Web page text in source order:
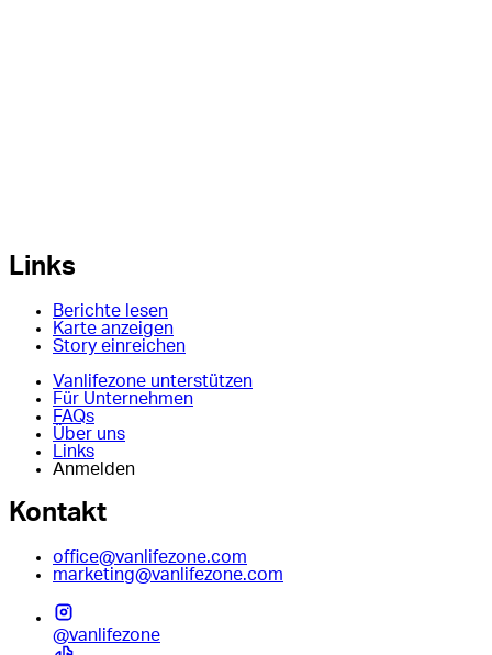
Links
Berichte lesen
Karte anzeigen
Story einreichen
Vanlifezone unterstützen
Für Unternehmen
FAQs
Über uns
Links
Anmelden
Kontakt
office@vanlifezone.com
marketing@vanlifezone.com
@vanlifezone